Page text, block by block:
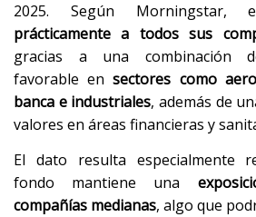
2025. Según
prácticamente a todos sus
gracias a una combinación
favorable en sectores como
banca e industriales, además de
valores en áreas financieras y
El dato resulta especialmente
fondo mantiene una
compañías medianas, algo que